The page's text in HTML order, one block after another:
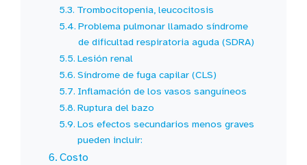
Trombocitopenia, leucocitosis
Problema pulmonar llamado síndrome
de dificultad respiratoria aguda (SDRA)
Lesión renal
Síndrome de fuga capilar (CLS)
Inflamación de los vasos sanguíneos
Ruptura del bazo
Los efectos secundarios menos graves
pueden incluir:
Costo